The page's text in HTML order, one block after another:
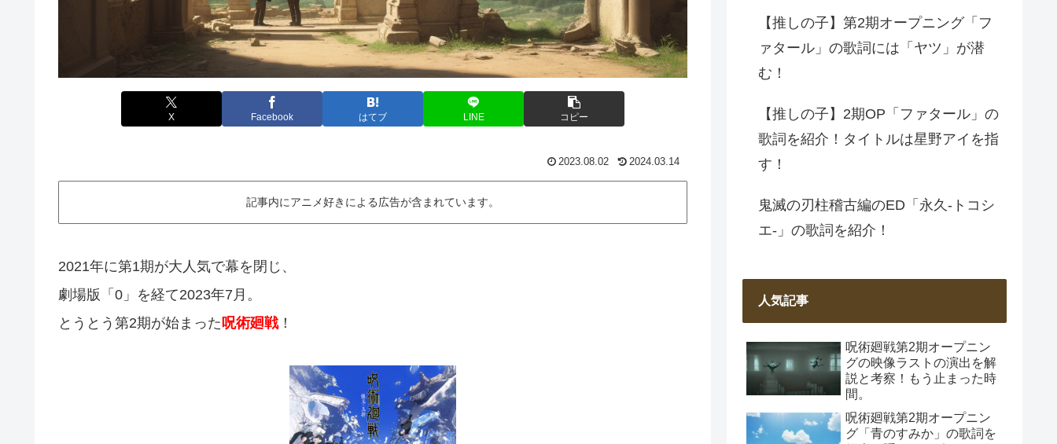
X Facebook はてブ LINE コピー
2023.08.02 2024.03.14
記事内にアニメ好きによる広告が含まれています。
2021年に第1期が大人気で幕を閉じ、
劇場版「0」を経て2023年7月。
とうとう第2期が始まった呪術廻戦！
【推しの子】第2期オープニング「フ
ァタール」の歌詞には「ヤツ」が潜
む！
【推しの子】2期OP「ファタール」の
歌詞を紹介！タイトルは星野アイを指
す！
鬼滅の刃柱稽古編のED「永久-トコシ
エ-」の歌詞を紹介！
人気記事
呪術廻戦第2期オープニン
グの映像ラストの演出を解
説と考察！もう止まった時
間。
呪術廻戦第2期オープニン
グ「青のすみか」の歌詞を